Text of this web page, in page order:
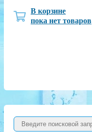
В корзине
пока нет товаров